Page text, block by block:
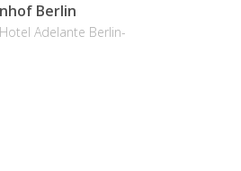
Berlin
Adelante Berlin-